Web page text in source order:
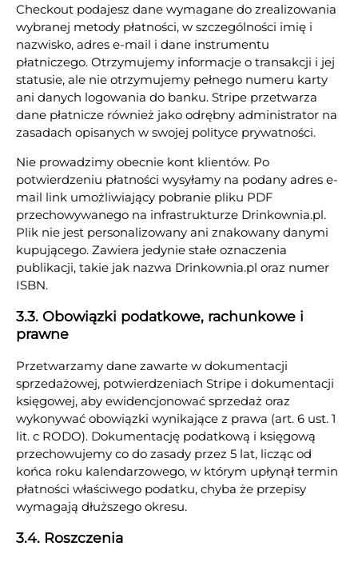
Checkout podajesz dane wymagane do zrealizowania
wybranej metody płatności, w szczególności imię i
nazwisko, adres e-mail i dane instrumentu
płatniczego. Otrzymujemy informacje o transakcji i jej
statusie, ale nie otrzymujemy pełnego numeru karty
ani danych logowania do banku. Stripe przetwarza
dane płatnicze również jako odrębny administrator na
zasadach opisanych w swojej polityce prywatności.
Nie prowadzimy obecnie kont klientów. Po
potwierdzeniu płatności wysyłamy na podany adres e-
mail link umożliwiający pobranie pliku PDF
przechowywanego na infrastrukturze Drinkownia.pl.
Plik nie jest personalizowany ani znakowany danymi
kupującego. Zawiera jedynie stałe oznaczenia
publikacji, takie jak nazwa Drinkownia.pl oraz numer
ISBN.
3.3. Obowiązki podatkowe, rachunkowe i
prawne
Przetwarzamy dane zawarte w dokumentacji
sprzedażowej, potwierdzeniach Stripe i dokumentacji
księgowej, aby ewidencjonować sprzedaż oraz
wykonywać obowiązki wynikające z prawa (art. 6 ust. 1
lit. c RODO). Dokumentację podatkową i księgową
przechowujemy co do zasady przez 5 lat, licząc od
końca roku kalendarzowego, w którym upłynął termin
płatności właściwego podatku, chyba że przepisy
wymagają dłuższego okresu.
3.4. Roszczenia